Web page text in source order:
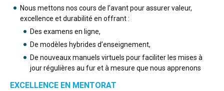
Nous mettons nos cours de l’avant pour assurer valeur,
excellence et durabilité en offrant :
Des examens en ligne,
De modèles hybrides d’enseignement,
De nouveaux manuels virtuels pour faciliter les mises à
jour régulières au fur et à mesure que nous apprenons
EXCELLENCE EN MENTORAT